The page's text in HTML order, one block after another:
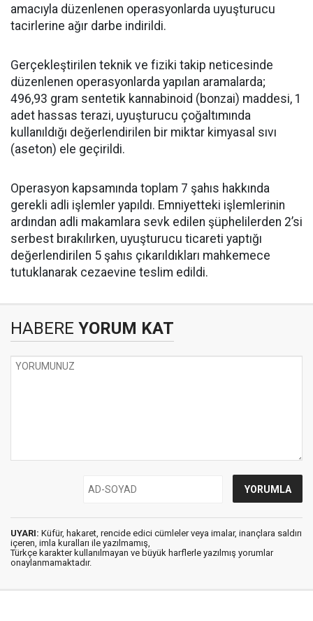
amacıyla düzenlenen operasyonlarda uyuşturucu
tacirlerine ağır darbe indirildi.
Gerçekleştirilen teknik ve fiziki takip neticesinde
düzenlenen operasyonlarda yapılan aramalarda;
496,93 gram sentetik kannabinoid (bonzai) maddesi, 1
adet hassas terazi, uyuşturucu çoğaltımında
kullanıldığı değerlendirilen bir miktar kimyasal sıvı
(aseton) ele geçirildi.
Operasyon kapsamında toplam 7 şahıs hakkında
gerekli adli işlemler yapıldı. Emniyetteki işlemlerinin
ardından adli makamlara sevk edilen şüphelilerden 2’si
serbest bırakılırken, uyuşturucu ticareti yaptığı
değerlendirilen 5 şahıs çıkarıldıkları mahkemece
tutuklanarak cezaevine teslim edildi.
HABERE YORUM KAT
UYARI: Küfür, hakaret, rencide edici cümleler veya imalar, inançlara saldırı
içeren, imla kuralları ile yazılmamış,
Türkçe karakter kullanılmayan ve büyük harflerle yazılmış yorumlar
onaylanmamaktadır.